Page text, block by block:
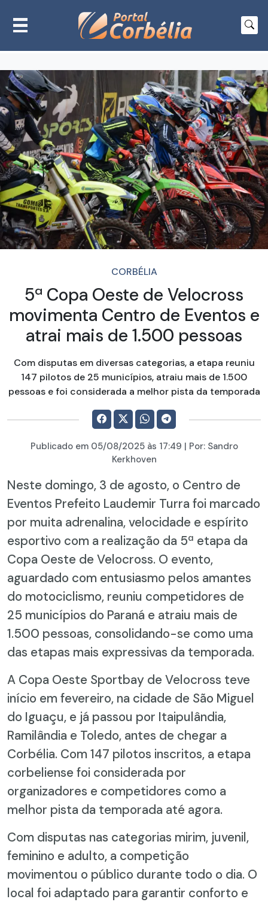
CORBÉLIA
5ª Copa Oeste de Velocross
movimenta Centro de Eventos e
atrai mais de 1.500 pessoas
Com disputas em diversas categorias, a etapa reuniu
147 pilotos de 25 municípios, atraiu mais de 1.500
pessoas e foi considerada a melhor pista da temporada
Publicado em 05/08/2025às 17:49 | Por: Sandro
Kerkhoven
Neste domingo, 3 de agosto, o Centro de
Eventos Prefeito Laudemir Turra foi marcado
por muita adrenalina, velocidade e espírito
esportivo com a realização da 5ª etapa da
Copa Oeste de Velocross. O evento,
aguardado com entusiasmo pelos amantes
do motociclismo, reuniu competidores de
25 municípios do Paraná e atraiu mais de
1.500 pessoas, consolidando-se como uma
das etapas mais expressivas da temporada.
A Copa Oeste Sportbay de Velocross teve
início em fevereiro, na cidade de São Miguel
do Iguaçu, e já passou por Itaipulândia,
Ramilândia e Toledo, antes de chegar a
Corbélia. Com 147 pilotos inscritos, a etapa
corbeliense foi considerada por
organizadores e competidores como a
melhor pista da temporada até agora.
Com disputas nas categorias mirim, juvenil,
feminino e adulto, a competição
movimentou o público durante todo o dia. O
local foi adaptado para garantir conforto e